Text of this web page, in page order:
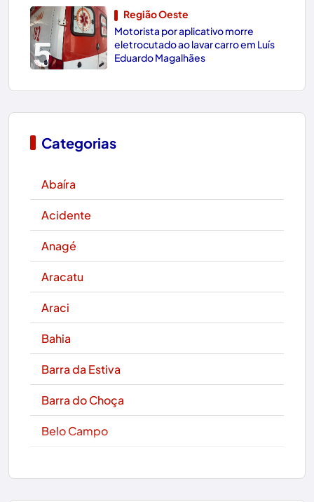
5
Região Oeste
Motorista por aplicativo morre
eletrocutado ao lavar carro em Luís
Eduardo Magalhães
Categorias
Abaíra
Acidente
Anagé
Aracatu
Araci
Bahia
Barra da Estiva
Barra do Choça
Belo Campo